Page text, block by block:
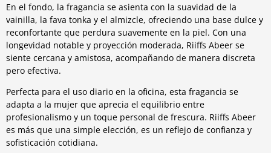
En el fondo, la fragancia se asienta con la suavidad de la
vainilla, la fava tonka y el almizcle, ofreciendo una base dulce y
reconfortante que perdura suavemente en la piel. Con una
longevidad notable y proyección moderada, Riiffs Abeer se
siente cercana y amistosa, acompañando de manera discreta
pero efectiva.
Perfecta para el uso diario en la oficina, esta fragancia se
adapta a la mujer que aprecia el equilibrio entre
profesionalismo y un toque personal de frescura. Riiffs Abeer
es más que una simple elección, es un reflejo de confianza y
sofisticación cotidiana.